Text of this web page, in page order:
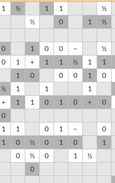
1 ½ 1 1
½
½ 0 1
½
0 1 0 0 –
½
0 1 + 1 1 ½ 1
1
1 0 0 0 1
0
½ 1 1
1
+ 1 1 0 1 0 +
0
0
1 1 0 1 –
0
1 0 ½ 0 1 0
1
0 ½ 0 1
½
0